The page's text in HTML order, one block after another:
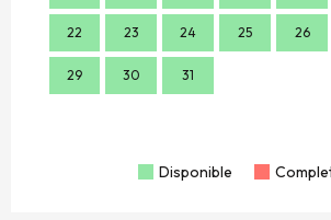
22 23 24 25 26
29 30 31
Disponible